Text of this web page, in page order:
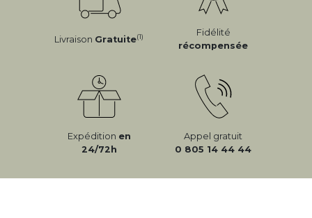
Livraison Gratuite(1)
Fidélité
récompensée
Expédition en
24/72h
Appel gratuit
0 805 14 44 44